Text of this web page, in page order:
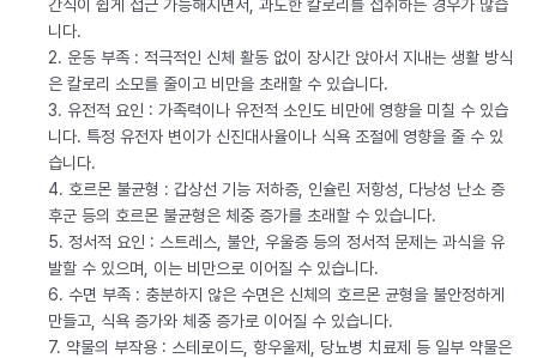
간식이 쉽게 접근 가능해지면서, 과도한 칼로리를 섭취하는 경우가 많습
니다.
2. 운동 부족 : 적극적인 신체 활동 없이 장시간 앉아서 지내는 생활 방식
은 칼로리 소모를 줄이고 비만을 초래할 수 있습니다.
3. 유전적 요인 : 가족력이나 유전적 소인도 비만에 영향을 미칠 수 있습
니다. 특정 유전자 변이가 신진대사율이나 식욕 조절에 영향을 줄 수 있
습니다.
4. 호르몬 불균형 : 갑상선 기능 저하증, 인슐린 저항성, 다낭성 난소 증
후군 등의 호르몬 불균형은 체중 증가를 초래할 수 있습니다.
5. 정서적 요인 : 스트레스, 불안, 우울증 등의 정서적 문제는 과식을 유
발할 수 있으며, 이는 비만으로 이어질 수 있습니다.
6. 수면 부족 : 충분하지 않은 수면은 신체의 호르몬 균형을 불안정하게
만들고, 식욕 증가와 체중 증가로 이어질 수 있습니다.
7. 약물의 부작용 : 스테로이드, 항우울제, 당뇨병 치료제 등 일부 약물은